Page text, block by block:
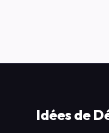
Idées de